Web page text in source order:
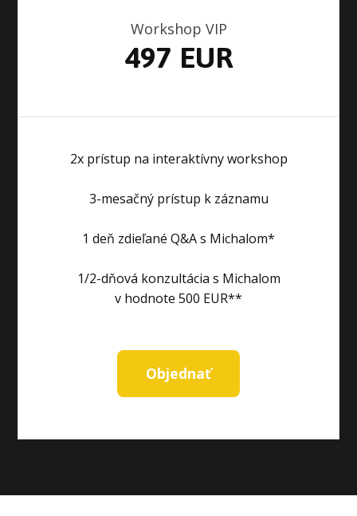
Workshop VIP
497 EUR
2x prístup na interaktívny workshop
3-mesačný prístup k záznamu
1 deň zdieľané Q&A s Michalom*
1/2-dňová konzultácia s Michalom
v hodnote 500 EUR**
Objednať